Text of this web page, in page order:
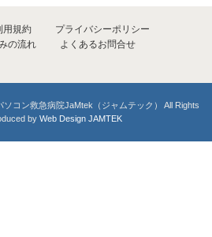
用規約
プライバシーポリシー
の流れ
よくあるお問合せ
コン救急病院JaMtek（ジャムテック） All Rights
byWeb Design JAMTEK